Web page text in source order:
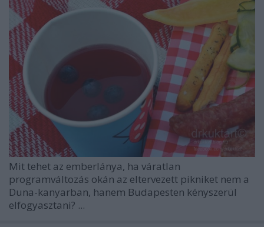
Mit tehet az emberlánya, ha váratlan
programváltozás okán az eltervezett pikniket nem a
Duna-kanyarban, hanem Budapesten kényszerül
elfogyasztani? ...